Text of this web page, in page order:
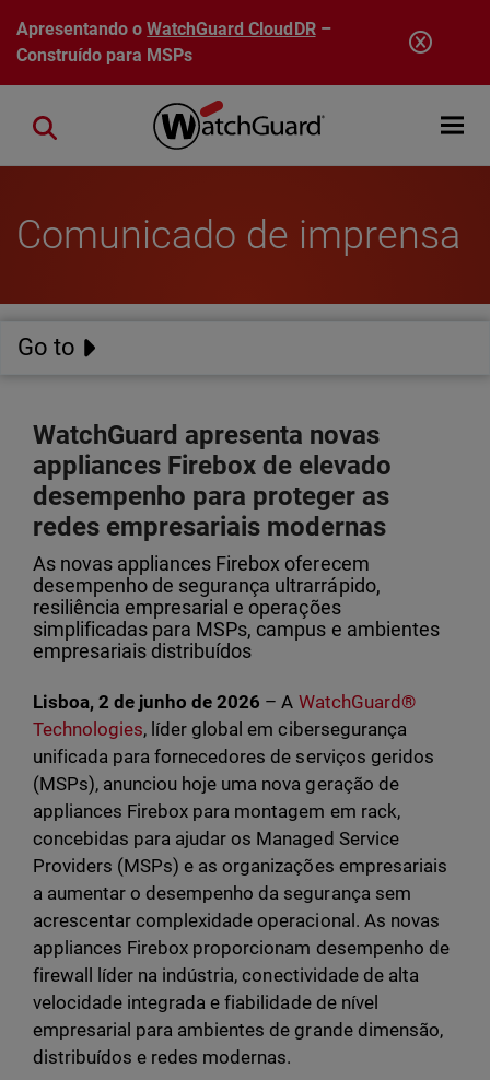
Pular para o conteúdo principal
Apresentando oWatchGuard CloudDR–
Construído para MSPs
Open
Close search
Comunicado de imprensa
Go to
WatchGuard apresenta novas
appliances Firebox de elevado
desempenho para proteger as
redes empresariais modernas
As novas appliances Firebox oferecem
desempenho de segurança ultrarrápido,
resiliência empresarial e operações
simplificadas para MSPs, campus e ambientes
empresariais distribuídos
Lisboa, 2 de junho de 2026 – A WatchGuard®
Technologies, líder global em cibersegurança
unificada para fornecedores de serviços geridos
(MSPs), anunciou hoje uma nova geração de
appliances Firebox para montagem em rack,
concebidas para ajudar os Managed Service
Providers (MSPs) e as organizações empresariais
a aumentar o desempenho da segurança sem
acrescentar complexidade operacional. As novas
appliances Firebox proporcionam desempenho de
firewall líder na indústria, conectividade de alta
velocidade integrada e fiabilidade de nível
empresarial para ambientes de grande dimensão,
distribuídos e redes modernas.